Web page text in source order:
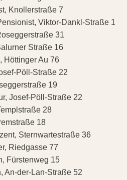
Knollerstraße 7
Viktor-Dankl-Straße 1
31
Straße 16
Au 76
Pöll-Straße 22
19
Josef-Pöll-Straße 22
28
18
Sternwartestraße 36
Riedgasse 77
Fürstenweg 15
der-Lan-Straße 52